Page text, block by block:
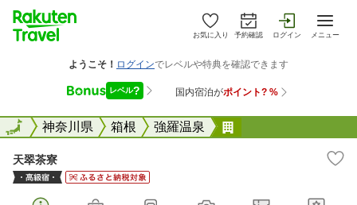
お気に入り 予約確認 ログイン メニュー
全国神奈川県 箱根 強羅温泉
全国
天翠茶寮